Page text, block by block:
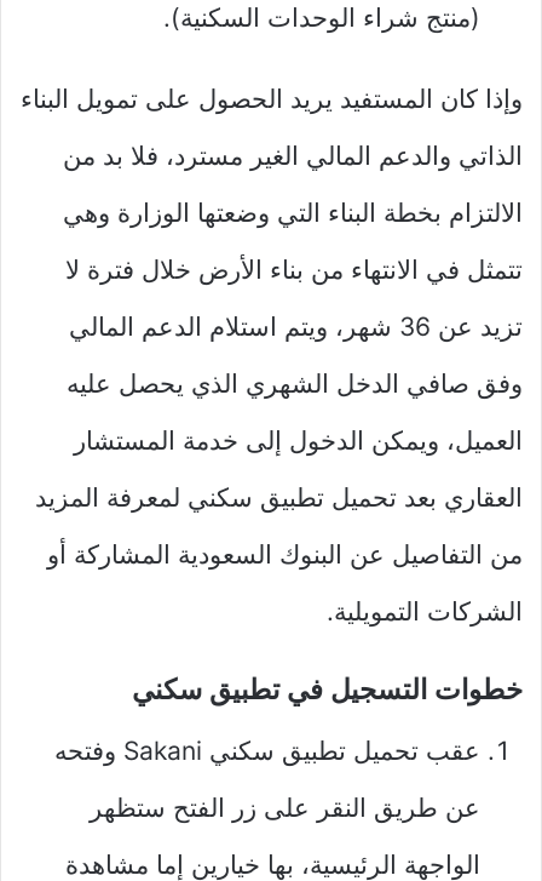
(منتج شراء الوحدات السكنية).
وإذا كان المستفيد يريد الحصول على تمويل البناء
الذاتي والدعم المالي الغير مسترد، فلا بد من
الالتزام بخطة البناء التي وضعتها الوزارة وهي
تتمثل في الانتهاء من بناء الأرض خلال فترة لا
تزيد عن 36 شهر، ويتم استلام الدعم المالي
وفق صافي الدخل الشهري الذي يحصل عليه
العميل، ويمكن الدخول إلى خدمة المستشار
العقاري بعد تحميل تطبيق سكني لمعرفة المزيد
من التفاصيل عن البنوك السعودية المشاركة أو
الشركات التمويلية.
خطوات التسجيل في تطبيق سكني
عقب تحميل تطبيق سكني Sakani وفتحه
عن طريق النقر على زر الفتح ستظهر
الواجهة الرئيسية، بها خيارين إما مشاهدة